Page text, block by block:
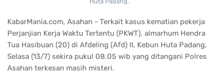
KabarMania.com, Asahan - Terkait kasus kematian pekerja
Perjanjian Kerja Waktu Tertentu (PKWT), almarhum Hendra
Tua Hasibuan (20) di Afdeling (Afd) II, Kebun Huta Padang,
Selasa (13/7) sekira pukul 08.05 wib yang ditangani Polres
Asahan terkesan masih misteri.